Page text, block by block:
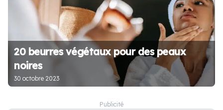
20 beurres végétaux pour des peaux
noires
30 octobre 2023